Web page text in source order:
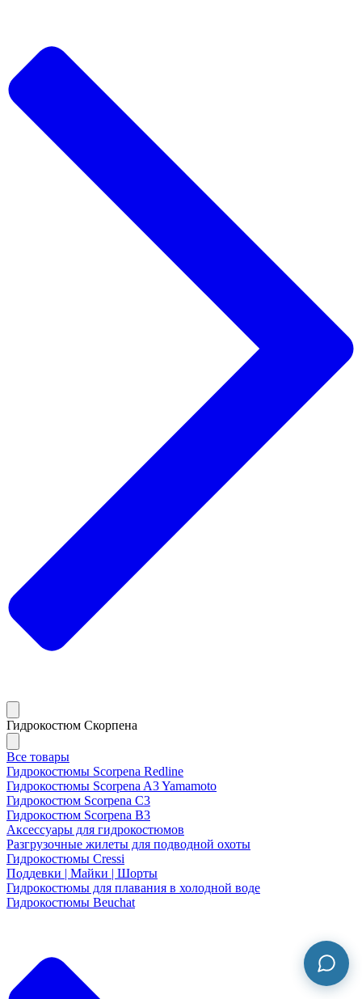
Гидрокостюм Скорпена
Все товары
Гидрокостюмы Scorpena Redline
Гидрокостюмы Scorpena A3 Yamamoto
Гидрокостюм Scorpena C3
Гидрокостюм Scorpena B3
Аксессуары для гидрокостюмов
Разгрузочные жилеты для подводной охоты
Гидрокостюмы Cressi
Поддевки | Майки | Шорты
Гидрокостюмы для плавания в холодной воде
Гидрокостюмы Beuchat